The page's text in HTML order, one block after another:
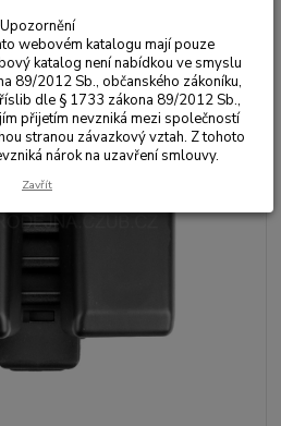
Upozornění
webovém katalogu mají pouze
katalog není nabídkou ve smyslu
89/2012 Sb., občanského zákoníku,
dle § 1733 zákona 89/2012 Sb.,
přijetím nevzniká mezi společností
stranou závazkový vztah. Z tohoto
nárok na uzavření smlouvy.
Zavřít